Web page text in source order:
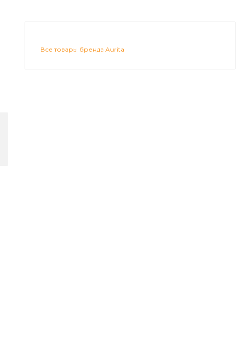
Все товары бренда Aurita